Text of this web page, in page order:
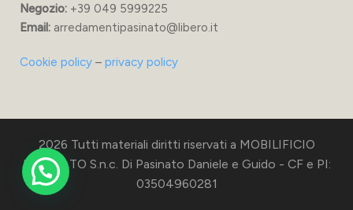
Negozio: +39 049 5999225
Email: arredamentipasinato@libero.it
Cookie policy – privacy policy
2026 Tutti materiali diritti riservati a MOBILIFICIO
PASINATO S.n.c. Di Pasinato Daniele e Guido - CF e PI:
03504960281